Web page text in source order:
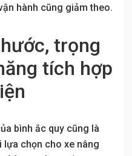
hành cũng giảm theo.
trọng
tích hợp
bình ắc quy cũng là
lựa chọn cho xe nâng